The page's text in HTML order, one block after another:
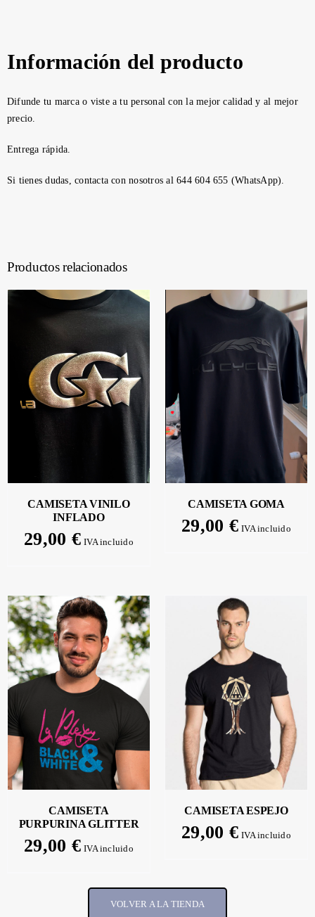
Información del producto
Difunde tu marca o viste a tu personal con la mejor calidad y al mejor
precio.
Entrega rápida.
Si tienes dudas, contacta con nosotros al 644 604 655 (WhatsApp).
Productos relacionados
CAMISETA VINILO
INFLADO
29,00 € IVA incluido
SELECCIONAR
OPCIONES
/
DETALLES
CAMISETA GOMA
29,00 € IVA incluido
CAMISETA
PURPURINA GLITTER
29,00 € IVA incluido
SELECCIONAR
OPCIONES
DETALLES
CAMISETA ESPEJO
29,00 € IVA incluido
VOLVER A LA TIENDA